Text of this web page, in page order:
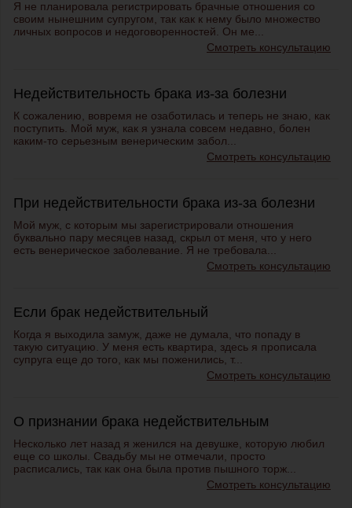
Я не планировала регистрировать брачные отношения со
своим нынешним супругом, так как к нему было множество
личных вопросов и недоговоренностей. Он ме...
Смотреть консультацию
Недействительность брака из-за болезни
К сожалению, вовремя не озаботилась и теперь не знаю, как
поступить. Мой муж, как я узнала совсем недавно, болен
каким-то серьезным венерическим забол...
Смотреть консультацию
При недействительности брака из-за болезни
Мой муж, с которым мы зарегистрировали отношения
буквально пару месяцев назад, скрыл от меня, что у него
есть венерическое заболевание. Я не требовала...
Смотреть консультацию
Если брак недействительный
Когда я выходила замуж, даже не думала, что попаду в
такую ситуацию. У меня есть квартира, здесь я прописала
супруга еще до того, как мы поженились, т...
Смотреть консультацию
О признании брака недействительным
Несколько лет назад я женился на девушке, которую любил
еще со школы. Свадьбу мы не отмечали, просто
расписались, так как она была против пышного торж...
Смотреть консультацию